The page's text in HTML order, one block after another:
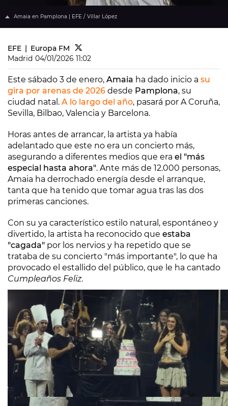
Amaia en Pamplona | EFE / Villar López
EFE
Europa FM
Madrid 04/01/2026 11:02
Este sábado 3 de enero, Amaia ha dado inicio a su
gira por arenas de 2026 desde Pamplona, su
ciudad natal. A lo largo del año, pasará por A Coruña,
Sevilla, Bilbao, Valencia y Barcelona.
Horas antes de arrancar, la artista ya había
adelantado que este no era un concierto más,
asegurando a diferentes medios que era el "más
especial hasta ahora". Ante más de 12.000 personas,
Amaia ha derrochado energía desde el arranque,
tanta que ha tenido que tomar agua tras las dos
primeras canciones.
Con su ya característico estilo natural, espontáneo y
divertido, la artista ha reconocido que estaba
"cagada" por los nervios y ha repetido que se
trataba de su concierto "más importante", lo que ha
provocado el estallido del público, que le ha cantado
Cumpleaños Feliz.